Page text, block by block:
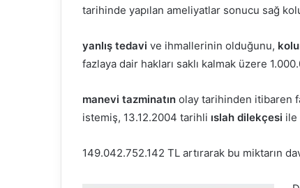
tarihinde yapılan ameliyatlar sonucu sağ
yanlış tedavi ve ihmallerinin olduğunu,
fazlaya dair hakları saklı kalmak üzere
manevi tazminatın olay tarihinden itibaren
istemiş, 13.12.2004 tarihli ıslah dilekçesi ile
149.042.752.142 TL artırarak bu miktarın